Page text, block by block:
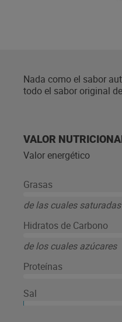
Nada como el sabor
todo el sabor original
formato perfecto
VALOR
Valor energético
Grasas
de las cuales saturadas
Hidratos de Carbono
de los cuales azúcares
Proteínas
Sal